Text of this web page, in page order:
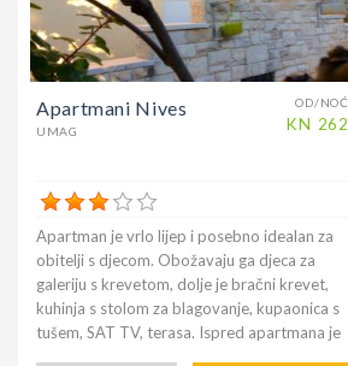
Poreč, špilju Baredine, vodeni park
Istralandia za djecu, degustacija vina, sir,
maslinovo ulje, tipična istarska šunka i još
mnogo toga. Za putovanja preporučuje se
agencija Trevitours da nakon telefonskog
savjetovanja ili s vlasnikom donese karte za
OD/NOĆ
KN 262
Apartmani Nives
UMAG
Apartman je vrlo lijep i posebno idealan za
obitelji s djecom. Obožavaju ga djeca za
galeriju s krevetom, dolje je bračni krevet,
kuhinja s stolom za blagovanje, kupaonica s
tušem, SAT TV, terasa. Ispred apartmana je